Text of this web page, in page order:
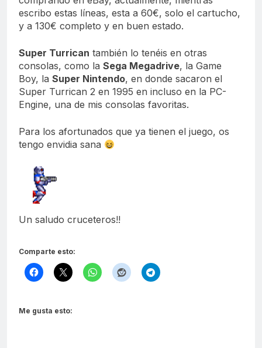
escribo estas líneas, esta a 60€, solo el cartucho,
y a 130€ completo y en buen estado.
Super Turrican también lo tenéis en otras
consolas, como la Sega Megadrive, la Game
Boy, la Super Nintendo, en donde sacaron el
Super Turrican 2 en 1995 en incluso en la PC-
Engine, una de mis consolas favoritas.
Para los afortunados que ya tienen el juego, os
tengo envidia sana
Un saludo cruceteros!!
Comparte esto:
Me gusta esto: